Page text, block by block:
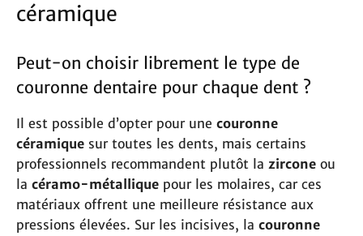
céramique
Peut-on choisir librement le type de
couronne dentaire pour chaque dent ?
Il est possible d’opter pour une couronne
céramique sur toutes les dents, mais certains
professionnels recommandent plutôt la zircone ou
la céramo-métallique pour les molaires, car ces
matériaux offrent une meilleure résistance aux
pressions élevées. Sur les incisives, la couronne